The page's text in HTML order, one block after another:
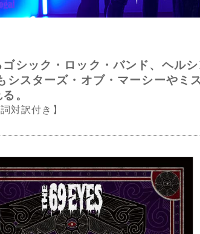
ゴシック・ロック・バンド、ヘル
シスターズ・オブ・マーシーやミ
。
対訳付き】